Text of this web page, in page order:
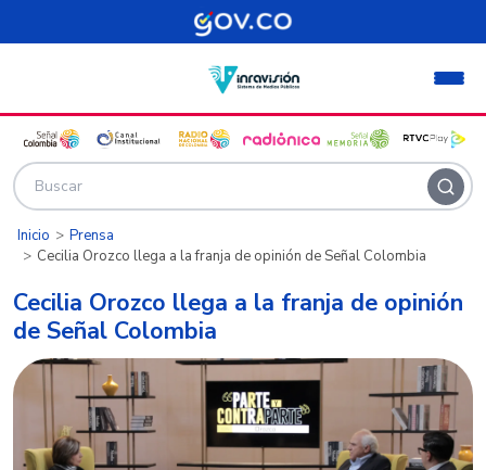
Pasar al contenido principal
Inicio
Prensa
Cecilia Orozco llega a la franja de opinión de Señal Colombia
Cecilia Orozco llega a la franja de opinión
de Señal Colombia